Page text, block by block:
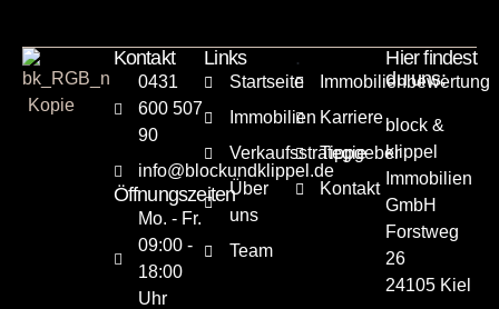
Kontakt
0431
600 507
90
info@blockundklippel.de
Öffnungszeiten
Mo. - Fr.
09:00 -
18:00
Uhr
Links
Startseite
Immobilien
Verkaufsstrategie
Über
uns
Team
.
Immobilienbewertung
Karriere
Tippgeber
Kontakt
Hier findest
du uns:
block &
klippel
Immobilien
GmbH
Forstweg
26
24105 Kiel